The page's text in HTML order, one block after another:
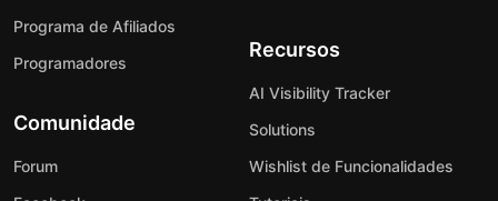
Programa de Afiliados
Programadores
Comunidade
Forum
Recursos
AI Visibility Tracker
Solutions
Wishlist de Funcionalidades